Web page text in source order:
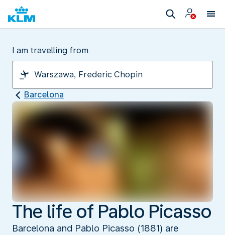
I am travelling from
Barcelona
The life of Pablo Picasso
Barcelona and Pablo Picasso (1881) are